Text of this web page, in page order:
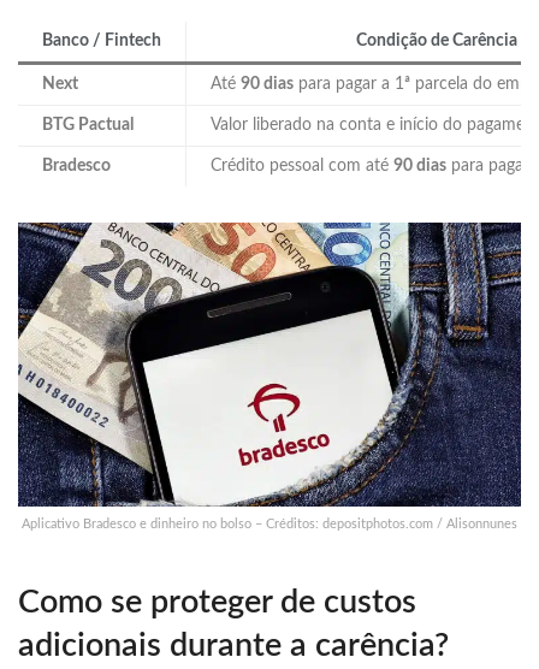
Banco / Fintech Condição de Carência
Next Até 90 dias para pagar a 1ª parcela do
BTG Pactual Valor liberado na conta e início do
Bradesco Crédito pessoal com até 90 dias para pagar
Aplicativo Bradesco e dinheiro no bolso – Créditos: depositphotos.com / Alisonnunes
Como se proteger de custos
adicionais durante a carência?